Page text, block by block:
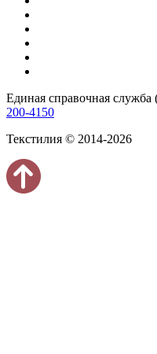
Единая справочная
200-4150
Текстилия © 2014-2026